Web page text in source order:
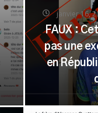
janvier 16,
FAUX :
pas une
en